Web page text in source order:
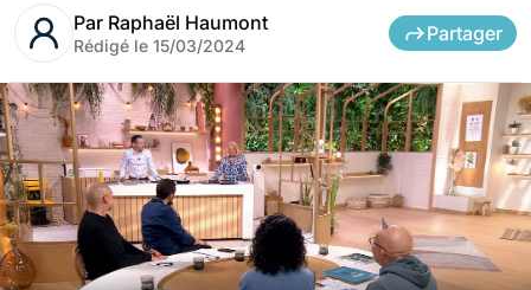
Par Raphaël Haumont
Rédigé le 15/03/2024
Partager